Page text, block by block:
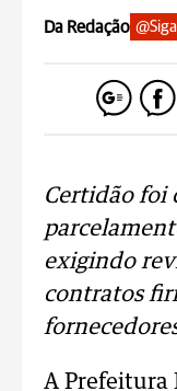
Da Redação
Certidão foi
exigindo
contratos
A Prefeitura